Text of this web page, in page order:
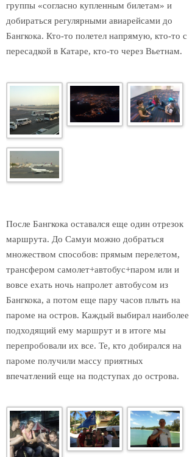
группы «согласно купленным билетам» и
добираться регулярными авиарейсами до
Бангкока. Кто-то полетел напрямую, кто-то с
пересадкой в Катаре, кто-то через Вьетнам.
После Бангкока оставался еще один отрезок
маршрута. До Самуи можно добраться
множеством способов: прямым перелетом,
трансфером самолет+автобус+паром или и
вовсе ехать ночь напролет автобусом из
Бангкока, а потом еще пару часов плыть на
пароме на остров. Каждый выбирал наиболее
подходящий ему маршрут и в итоге мы
перепробовали их все. Те, кто добирался на
пароме получили массу приятных
впечатлений еще на подступах до острова.